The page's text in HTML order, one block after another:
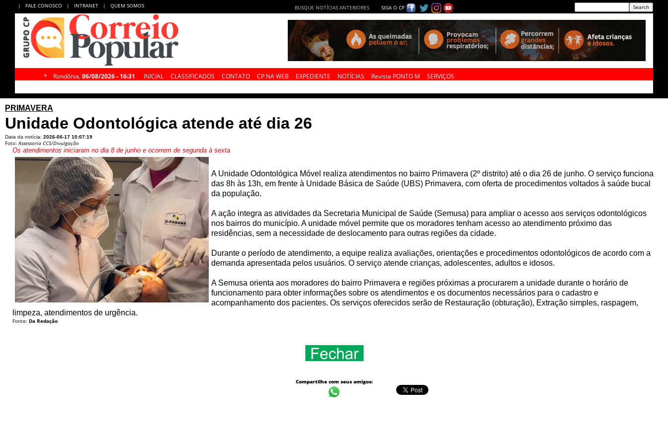
| FALE CONOSCO | INTRANET | QUEM SOMOS BUSQUE NOTÍCIAS ANTERIORES SIGA O CP
* Rondônia, 06/08/2026 - 16:31 INICIAL CLASSIFICADOS CONTATO CP NA WEB EXPEDIENTE NOTÍCIAS Revista PONTO M SERVIÇOS
PRIMAVERA
Unidade Odontológica atende até dia 26
Data da notícia: 2026-06-17 10:07:19
Foto:Assessoria CCS/Divulgação
Os atendimentos iniciaram no dia 8 de junho e ocorrem de segunda à sexta
A Unidade Odontológica Móvel realiza atendimentos no bairro Primavera (2º distrito) até o dia 26 de junho. O serviço funciona
das 8h às 13h, em frente à Unidade Básica de Saúde (UBS) Primavera, com oferta de procedimentos voltados à saúde bucal
da população.
A ação integra as atividades da Secretaria Municipal de Saúde (Semusa) para ampliar o acesso aos serviços odontológicos
nos bairros do município. A unidade móvel permite que os moradores tenham acesso ao atendimento próximo das
residências, sem a necessidade de deslocamento para outras regiões da cidade.
Durante o período de atendimento, a equipe realiza avaliações, orientações e procedimentos odontológicos de acordo com a
demanda apresentada pelos usuários. O serviço atende crianças, adolescentes, adultos e idosos.
A Semusa orienta aos moradores do bairro Primavera e regiões próximas a procurarem a unidade durante o horário de
funcionamento para obter informações sobre os atendimentos e os documentos necessários para o cadastro e
acompanhamento dos pacientes. Os serviços oferecidos serão de Restauração (obturação), Extração simples, raspagem,
limpeza, atendimentos de urgência.
Fonte: Da Redação
Compartilhe com seus amigos: